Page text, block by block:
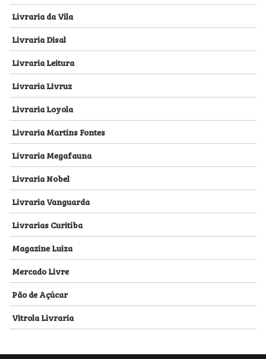
Livraria da Vila
Livraria Disal
Livraria Leitura
Livraria Livruz
Livraria Loyola
Livraria Martins Fontes
Livraria Megafauna
Livraria Nobel
Livraria Vanguarda
Livrarias Curitiba
Magazine Luiza
Mercado Livre
Pão de Açúcar
Vitrola Livraria